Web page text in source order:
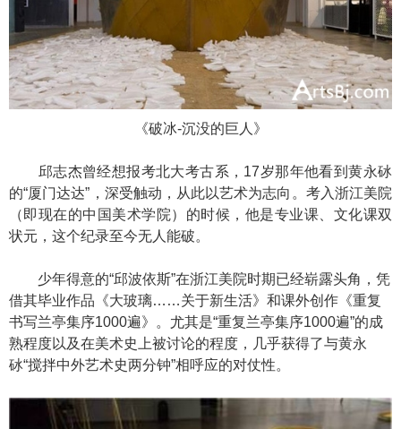
《破冰-沉没的巨人》
邱志杰曾经想报考北大考古系，17岁那年他看到黄永砅
的“厦门达达”，深受触动，从此以艺术为志向。考入浙江美院
（即现在的中国美术学院）的时候，他是专业课、文化课双
状元，这个纪录至今无人能破。
少年得意的“邱波依斯”在浙江美院时期已经崭露头角，凭
借其毕业作品《大玻璃……关于新生活》和课外创作《重复
书写兰亭集序1000遍》。尤其是“重复兰亭集序1000遍”的成
熟程度以及在美术史上被讨论的程度，几乎获得了与黄永
砅“搅拌中外艺术史两分钟”相呼应的对仗性。